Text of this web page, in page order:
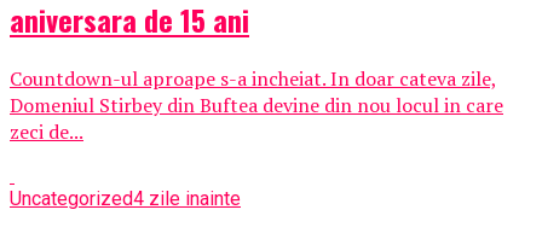
aniversara de 15 ani
Countdown-ul aproape s-a incheiat. In doar cateva zile,
Domeniul Stirbey din Buftea devine din nou locul in care
zeci de...
Uncategorized4 zile inainte